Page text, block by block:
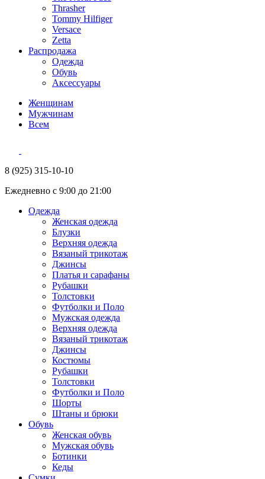
Thrasher
Tommy Hilfiger
Versace
Zetta
Распродажа
Одежда
Обувь
Аксессуары
Женщинам
Мужчинам
Всем
8 (925) 315-10-10
Ежедневно с 9:00 до 21:00
Одежда
Женская одежда
Блузки
Верхняя одежда
Вязаный трикотаж
Джинсы
Платья и сарафаны
Рубашки
Толстовки
Футболки и Поло
Мужская одежда
Верхняя одежда
Вязаный трикотаж
Джинсы
Костюмы
Рубашки
Толстовки
Футболки и Поло
Шорты
Штаны и брюки
Обувь
Женская обувь
Мужская обувь
Ботинки
Кеды